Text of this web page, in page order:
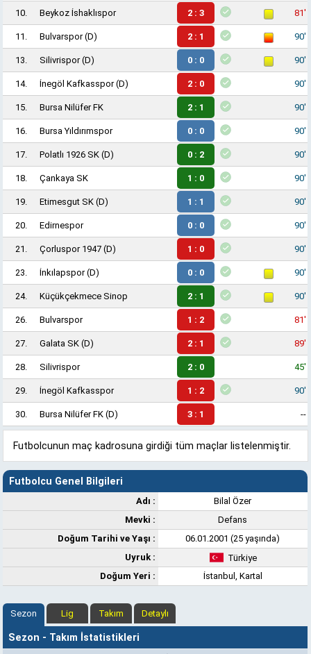
10. Beykoz İshaklıspor 2 : 3 81'
11. Bulvarspor(D) 2 : 1 90'
13. Silivrispor(D) 0 : 0 90'
14. İnegöl Kafkasspor(D) 2 : 0 90'
15. Bursa Nilüfer FK 2 : 1 90'
16. Bursa Yıldırımspor 0 : 0 90'
17. Polatlı 1926 SK (D) 0 : 2 90'
18. Çankaya SK 1 : 0 90'
19. Etimesgut SK (D) 1 : 1 90'
20. Edirnespor 0 : 0 90'
21. Çorluspor 1947 (D) 1 : 0 90'
23. İnkılapspor(D) 0 : 0 90'
24. Küçükçekmece Sinop 2 : 1 90'
26. Bulvarspor 1 : 2 81'
27. Galata SK (D) 2 : 1 89'
28. Silivrispor 2 : 0 45'
29. İnegöl Kafkasspor 1 : 2 90'
30. Bursa Nilüfer FK (D) 3 : 1 --
Futbolcunun maç kadrosuna girdiği tüm maçlar listelenmiştir.
Futbolcu Genel Bilgileri
Adı :
Bilal Özer
Mevki :
Defans
Doğum Tarihi ve Yaşı :
06.01.2001 (25 yaşında)
Uyruk :
Türkiye
Doğum Yeri :
İstanbul, Kartal
Sezon Lig Takım Detaylı
Sezon - Takım İstatistikleri